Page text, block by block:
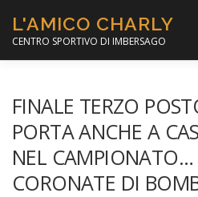
contenuto
L'AMICO CHARLY
CENTRO SPORTIVO DI IMBERSAGO
PER IL SOCIALE
FINALE TERZO
PORTA ANCHE A
NEL
CORONATE DI